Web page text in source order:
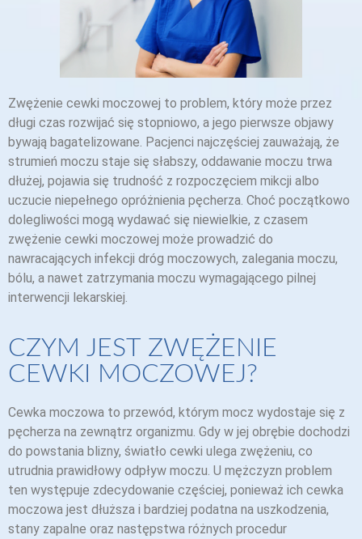
Zwężenie cewki moczowej to problem, który może przez
długi czas rozwijać się stopniowo, a jego pierwsze objawy
bywają bagatelizowane. Pacjenci najczęściej zauważają, że
strumień moczu staje się słabszy, oddawanie moczu trwa
dłużej, pojawia się trudność z rozpoczęciem mikcji albo
uczucie niepełnego opróżnienia pęcherza. Choć początkowo
dolegliwości mogą wydawać się niewielkie, z czasem
zwężenie cewki moczowej może prowadzić do
nawracających infekcji dróg moczowych, zalegania moczu,
bólu, a nawet zatrzymania moczu wymagającego pilnej
interwencji lekarskiej.
CZYM JEST ZWĘŻENIE
CEWKI MOCZOWEJ?
Cewka moczowa to przewód, którym mocz wydostaje się z
pęcherza na zewnątrz organizmu. Gdy w jej obrębie dochodzi
do powstania blizny, światło cewki ulega zwężeniu, co
utrudnia prawidłowy odpływ moczu. U mężczyzn problem
ten występuje zdecydowanie częściej, ponieważ ich cewka
moczowa jest dłuższa i bardziej podatna na uszkodzenia,
stany zapalne oraz następstwa różnych procedur